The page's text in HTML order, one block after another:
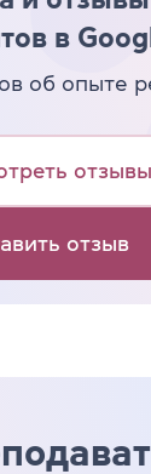
в
об опыте
отзывы
отзыв